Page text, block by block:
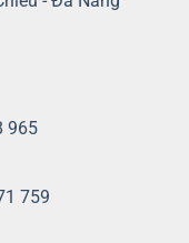
965
759